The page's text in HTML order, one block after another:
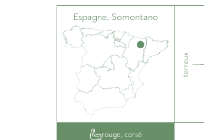
Espagne, Somontano
terreux
rouge, corsé